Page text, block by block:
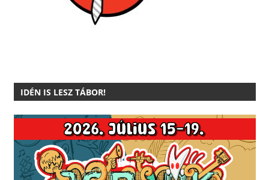
IDÉN IS LESZ TÁBOR!